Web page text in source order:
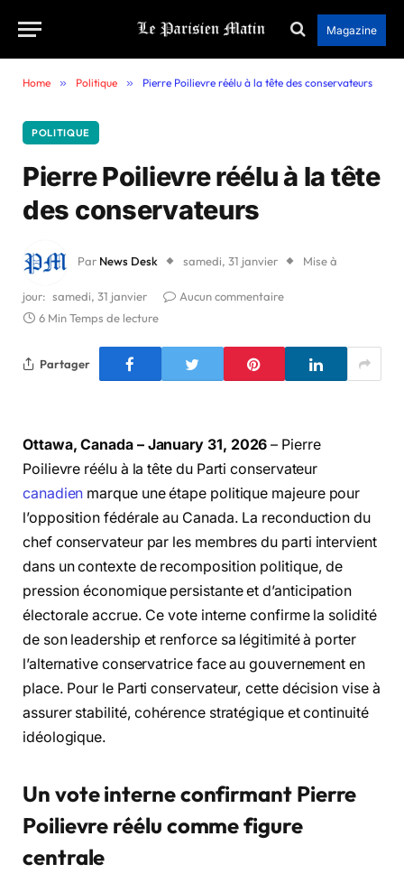
Magazine
Home » Politique » Pierre Poilievre réélu à la tête des conservateurs
POLITIQUE
Pierre Poilievre réélu à la tête
des conservateurs
Par News Desk samedi, 31 janvier Mise à
jour: samedi, 31 janvier
Aucun commentaire
6 Min Temps de lecture
Partager
Ottawa, Canada – January 31, 2026 – Pierre
Poilievre réélu à la tête du Parti conservateur
canadien marque une étape politique majeure pour
l’opposition fédérale au Canada. La reconduction du
chef conservateur par les membres du parti intervient
dans un contexte de recomposition politique, de
pression économique persistante et d’anticipation
électorale accrue. Ce vote interne confirme la solidité
de son leadership et renforce sa légitimité à porter
l’alternative conservatrice face au gouvernement en
place. Pour le Parti conservateur, cette décision vise à
assurer stabilité, cohérence stratégique et continuité
idéologique.
Un vote interne confirmant Pierre
Poilievre réélu comme figure
centrale